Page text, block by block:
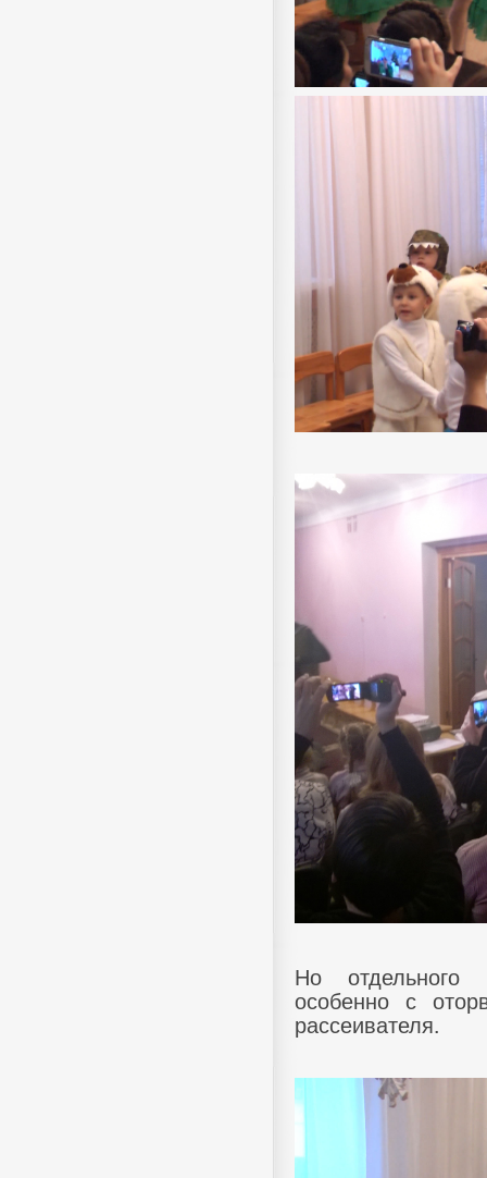
Но отдельного
особенно с
рассеивателя.